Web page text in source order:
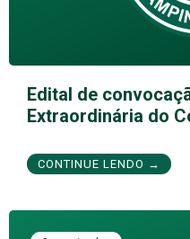
Edital de
Extraordinária do
CONTINUE LENDO →